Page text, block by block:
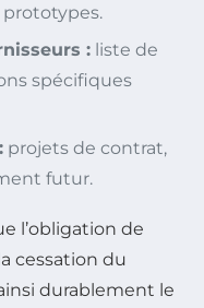
: liste de
spécifiques
projets de contrat,
futur.
l’obligation de
cessation du
durablement le